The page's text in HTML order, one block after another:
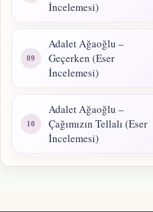
İncelemesi)
Adalet Ağaoğlu –
Geçerken (Eser
İncelemesi)
Adalet Ağaoğlu –
Çağımızın Tellalı (Eser
İncelemesi)